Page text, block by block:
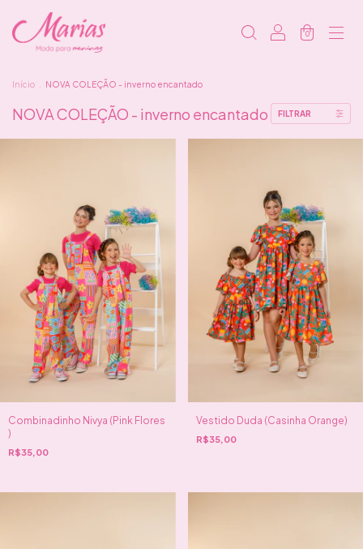
0
Início NOVA COLEÇÃO - inverno encantado
NOVA COLEÇÃO - inverno encantado FILTRAR
Combinadinho Nivya (Pink Flores
)
R$35,00
Vestido Duda (Casinha Orange)
R$35,00